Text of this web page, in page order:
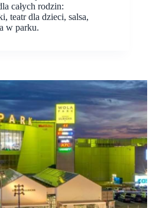
całych rodzin:
teatr dla dzieci, salsa,
w parku.